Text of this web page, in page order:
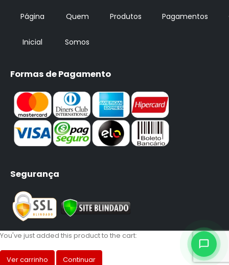
Página
Inicial
Quem
Somos
Produtos Pagamentos
Formas de Pagamento
Segurança
You've just added this product to the cart:
Ver carrinho Continuar